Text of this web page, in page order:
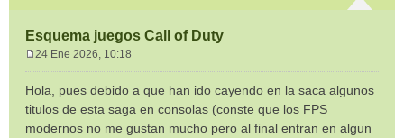
Esquema juegos Call of Duty
n
s
a
24 Ene 2026, 10:18
Hola, pues debido a que han ido cayendo en la saca algunos
titulos de esta saga en consolas (conste que los FPS
modernos no me gustan mucho pero al final entran en algun